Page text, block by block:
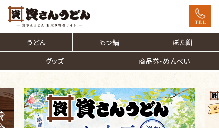
うどん もつ鍋
ぼた餅
グッズ
商品券・めんべい